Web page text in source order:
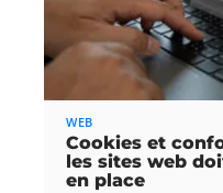
WEB
Cookies et
les sites web
en place